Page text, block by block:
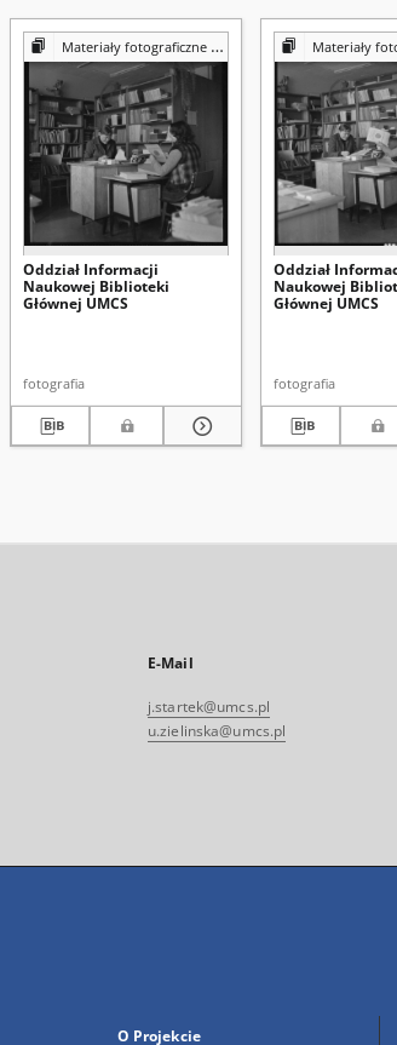
Materiały fotograficzne z Pracowni Reprografii Biblioteki UMCS
Oddział Informacji
Naukowej Biblioteki
Głównej UMCS
fotografia
Materiały fotograficzne z Pracowni
Oddział
Naukowej
Głównej UMCS
fotografia
E-Mail
j.startek@umcs.pl
u.zielinska@umcs.pl
O Projekcie